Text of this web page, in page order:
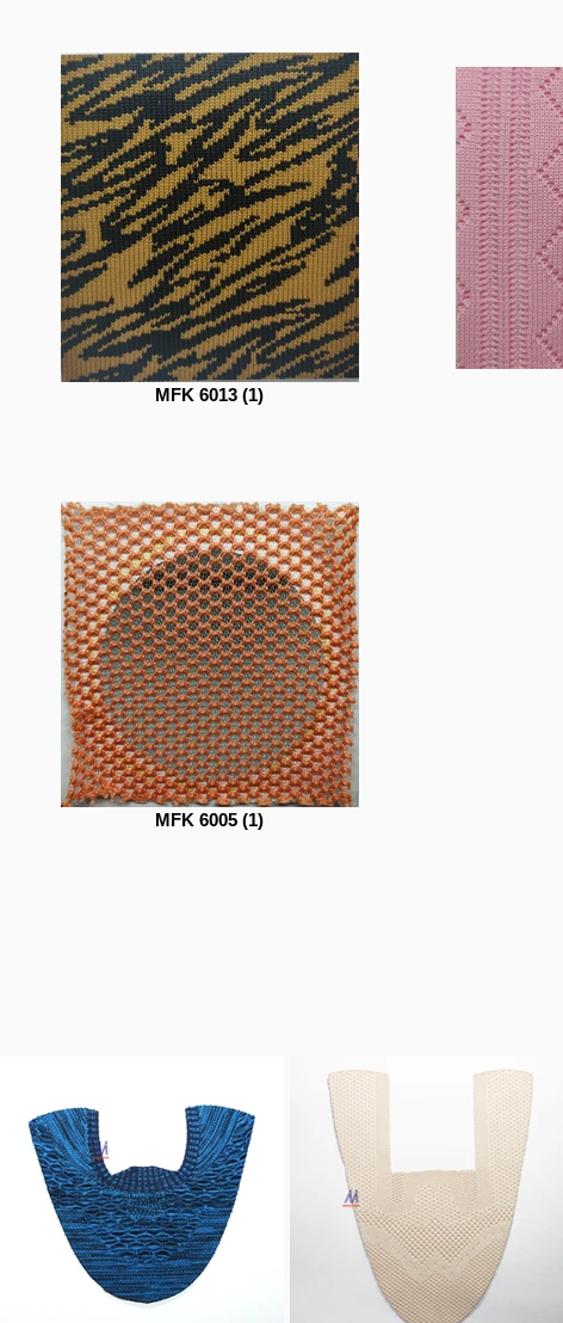
MFK 6013 (1)
MFK 6005 (1)